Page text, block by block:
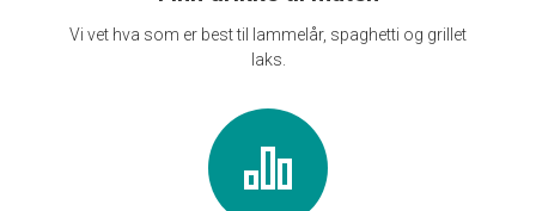
Vi vet hva som er best til lammelår, spaghetti og grillet
laks.